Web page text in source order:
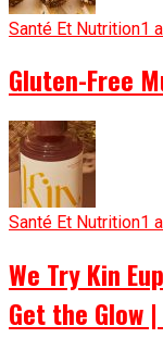
Santé Et Nutrition1
Gluten-Free
Santé Et Nutrition1
We Try Kin
Get the Glow